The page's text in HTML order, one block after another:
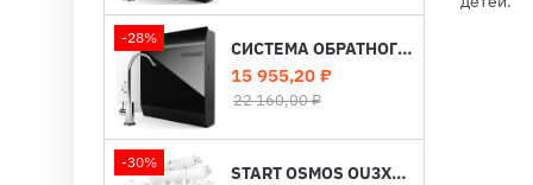
-28%
СИСТЕМА ОБРАТНОГО ОСМОСА С МИНЕРАЛИЗАЦИЕЙ EXPERT OSMOS MO530
Цена
15 955,20 ₽Базовая
22 160,00 ₽
-30%
START OSMOS OU3XX / OU4XX — СИСТЕМА ОБРАТНОГО ОСМОСА